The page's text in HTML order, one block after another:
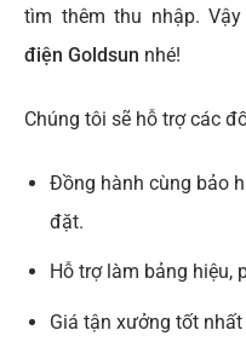
tìm thêm thu nhập.
điện Goldsun nhé!
Chúng tôi sẽ hỗ trợ các
Đồng hành cùng bảo
đặt.
Hỗ trợ làm bảng hiệu,
Giá tận xưởng tốt nhất